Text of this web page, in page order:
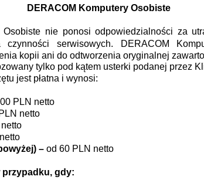
DERACOM Komputery Osobiste
Osobiste nie ponosi odpowiedzialności za
czynności serwisowych. DERACOM
kopii ani do odtworzenia oryginalnej
tylko pod kątem usterki podanej przez
jest płatna i wynosi:
PLN netto
netto
– od 60 PLN netto
gdy: